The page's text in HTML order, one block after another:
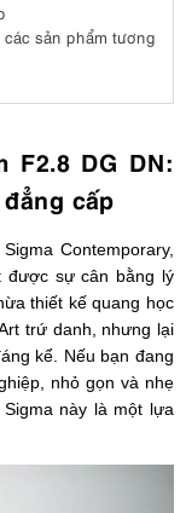
sản phẩm tương
F2.8 DG DN:
cấp
Contemporary,
được sự cân bằng lý
thiết kế quang học
trứ danh, nhưng lại
kể. Nếu bạn đang
nhỏ gọn và nhẹ
này là một lựa